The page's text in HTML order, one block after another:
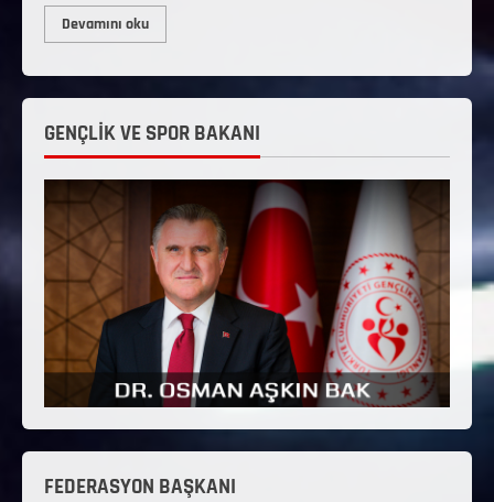
Devamını oku
GENÇLİK VE SPOR BAKANI
FEDERASYON BAŞKANI